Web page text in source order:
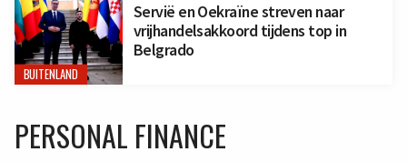
BUITENLAND
Servië en Oekraïne streven naar
vrijhandelsakkoord tijdens top in
Belgrado
PERSONAL FINANCE